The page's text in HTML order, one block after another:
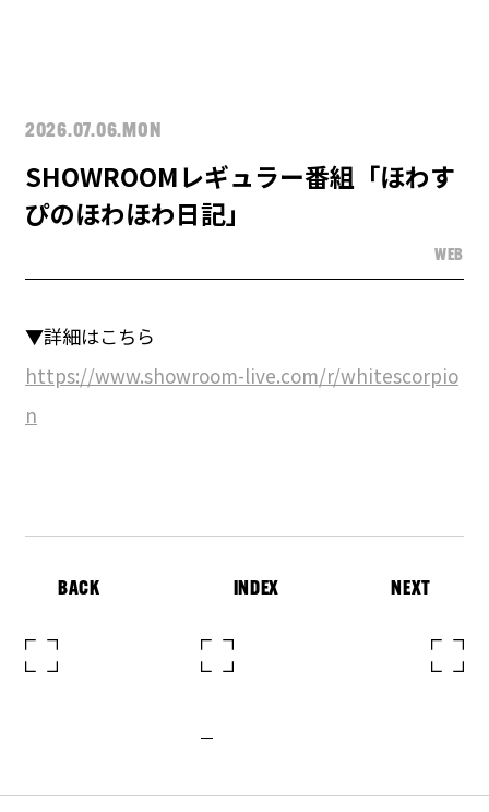
2026.07.06.MON
SHOWROOMレギュラー番組「ほわす
ぴのほわほわ日記」
WEB
▼詳細はこちら
https://www.showroom-live.com/r/whitescorpio
n
BACK INDEX NEXT